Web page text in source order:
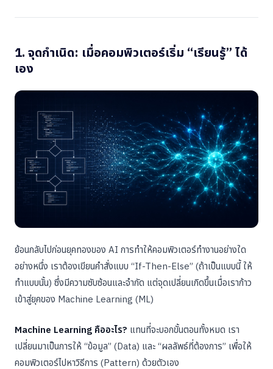
1. จุดกำเนิด: เมื่อคอมพิวเตอร์เริ่ม “เรียนรู้” ได้
เอง
ย้อนกลับไปก่อนยุคทองของ AI การทำให้คอมพิวเตอร์ทำงานอย่างใด
อย่างหนึ่ง เราต้องเขียนคำสั่งแบบ “If-Then-Else” (ถ้าเป็นแบบนี้ ให้
ทำแบบนั้น) ซึ่งมีความซับซ้อนและจำกัด แต่จุดเปลี่ยนเกิดขึ้นเมื่อเราก้าว
เข้าสู่ยุคของ Machine Learning (ML)
Machine Learning คืออะไร? แทนที่จะบอกขั้นตอนทั้งหมด เรา
เปลี่ยนมาเป็นการให้ “ข้อมูล” (Data) และ “ผลลัพธ์ที่ต้องการ” เพื่อให้
คอมพิวเตอร์ไปหาวิธีการ (Pattern) ด้วยตัวเอง